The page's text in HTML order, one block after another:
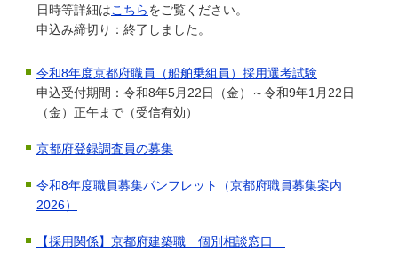
日時等詳細はこちらをご覧ください。
申込み締切り：終了しました。
令和8年度京都府職員（船舶乗組員）採用選考試験
申込受付期間：令和8年5月22日（金）～令和9年1月22日
（金）正午まで（受信有効）
京都府登録調査員の募集
令和8年度職員募集パンフレット（京都府職員募集案内
2026）
【採用関係】京都府建築職 個別相談窓口